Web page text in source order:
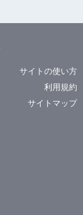
サイトの使い方
利用規約
サイトマップ